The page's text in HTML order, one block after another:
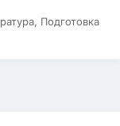
Подготовка